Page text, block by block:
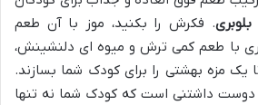
. فکرش را بکنید، موز با آن طعم
با طعم کمی ترش و میوه ای دلنشینش،
یک مزه بهشتی را برای کودک شما بسازند.
داشتنی است که کودک شما نه تنها